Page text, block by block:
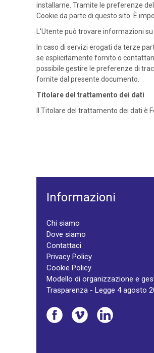
installarne. Tramite le preferenze
Cookie da parte di questo sito. È
L'Utente può trovare informazioni
In caso di servizi erogati da terze
se esplicitamente fornito o
possibile gestire le preferenze di
fornite dal presente documento.
Titolare del trattamento dei dati
Il Titolare del trattamento dei dati è
Informazioni
Chi siamo
Dove siamo
Contattaci
Privacy Policy
Cookie Policy
Modello di organizzazione e
Trasparenza - Legge 4 agosto